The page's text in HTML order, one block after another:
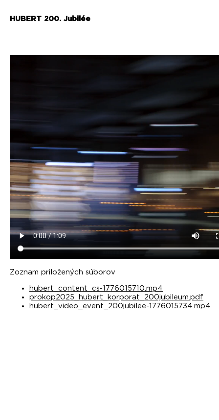
HUBERT 200. Jubilée
Zoznam priložených súborov
hubert_content_cs-1776015710.mp4
prokop2025_hubert_korporat_200jubileum.pdf
hubert_video_event_200jubilee-1776015734.mp4